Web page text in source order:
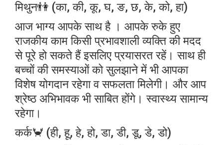
मिथुन👫 (का, की, कू, घ, ङ, छ, के, को, हा)
आज भाग्य आपके साथ है । आपके रुके हुए
राजकीय काम किसी प्रभावशाली व्यक्ति की मदद
से पूरे हो सकते हैं इसलिए प्रयासरत रहें। साथ ही
बच्चों की समस्याओं को सुलझाने में भी आपका
विशेष योगदान रहेगा व सफलता मिलेगी। और आप
श्रेष्ठ अभिभावक भी साबित होंगे। स्वास्थ्य सामान्य
रहेगा।
कर्क🦀 (ही, हू, हे, हो, डा, डी, डू, डे, डो)